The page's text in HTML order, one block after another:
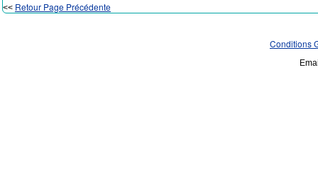
<< Retour Page Précédente
Conditions